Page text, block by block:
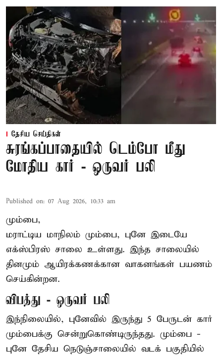
தேசிய செய்திகள்
சுரங்கப்பாதையில் டெம்போ மீது
மோதிய கார் - ஒருவர் பலி
Published on: 07 Aug 2026, 10:33 am
மும்பை,
மராட்டிய மாநிலம் மும்பை, புனே இடையே
எக்ஸ்பிரஸ் சாலை உள்ளது. இந்த சாலையில்
தினமும் ஆயிரக்கணக்கான வாகனங்கள் பயணம்
செய்கின்றன.
விபத்து - ஒருவர் பலி
இந்நிலையில், புனேவில் இருந்து 5 பேருடன் கார்
மும்பைக்கு சென்றுகொண்டிருந்தது. மும்பை -
புனே தேசிய நெடுஞ்சாலையில் வடக் பகுதியில்